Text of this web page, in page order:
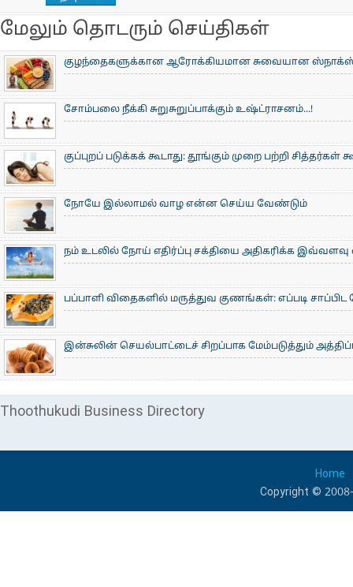
மேலும் தொடரும் செய்திகள்
குழந்தைகளுக்கான ஆரோக்கியமான சுவையான
சோம்பலை நீக்கி சுறுசுறுப்பாக்கும் உஷ்ட்ராசனம்...!
குப்புறப் படுக்கக் கூடாது: தூங்கும் முறை பற்றி சித்தர்கள்
நோயே இல்லாமல் வாழ என்ன செய்ய வேண்டும்
நம் உடலில் நோய் எதிர்ப்பு சக்தியை அதிகரிக்க
பப்பாளி விதைகளில் மருத்துவ குணங்கள்: ​எப்படி
இன்சுலின் செயல்பாட்டைச் சிறப்பாக மேம்படுத்தும்
Thoothukudi Business Directory
Home
Copyright ©